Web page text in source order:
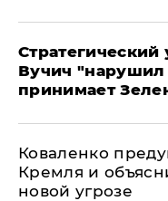
Вучич "нарушил
принимает
Коваленко
Кремля и
новой угрозе